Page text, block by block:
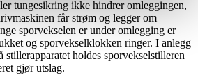
tungesikring ikke hindrer omleggingen,
får strøm og legger om
sporvekselen er under omlegging er
og sporvekselklokken ringer. I anlegg
stillerapparatet holdes sporvekselstilleren
gjør utslag.